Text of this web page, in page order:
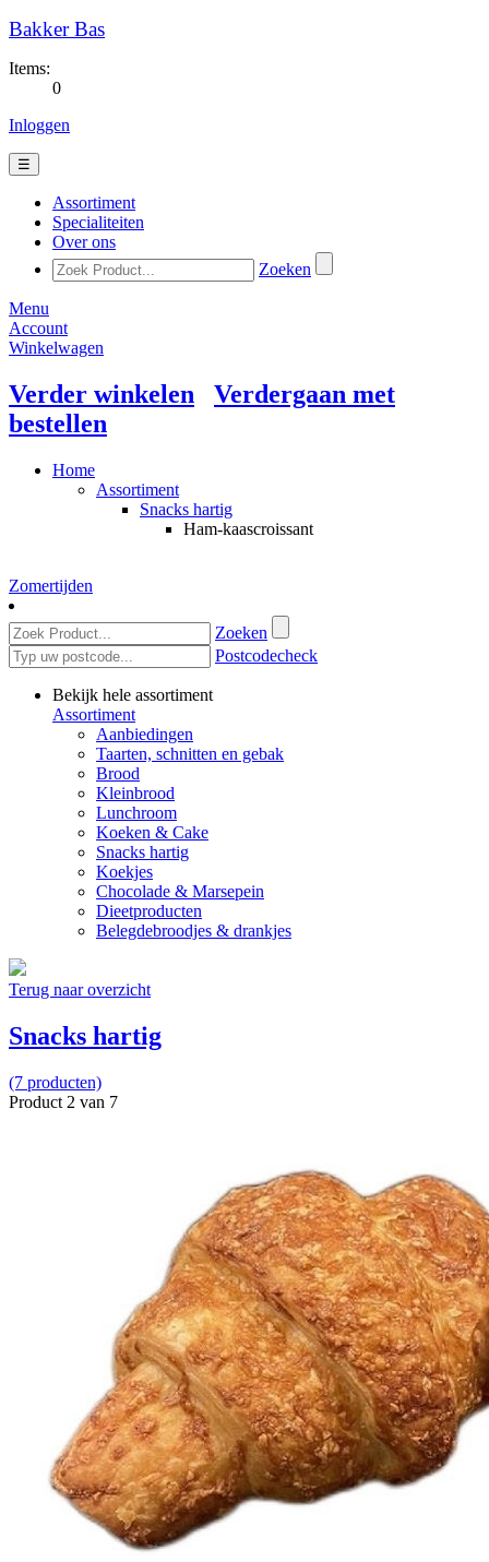
Bakker Bas
Items:
0
Inloggen
☰
Assortiment
Specialiteiten
Over ons
Zoeken
Menu
Account
Winkelwagen
Verder winkelen
Verdergaan met
bestellen
Home
Assortiment
Snacks hartig
Ham-kaascroissant
Zomertijden
Zoeken
Postcodecheck
Bekijk hele assortiment
Assortiment
Aanbiedingen
Taarten, schnitten en gebak
Brood
Kleinbrood
Lunchroom
Koeken & Cake
Snacks hartig
Koekjes
Chocolade & Marsepein
Dieetproducten
Belegdebroodjes & drankjes
Terug naar overzicht
Snacks hartig
(7 producten)
Product 2 van 7